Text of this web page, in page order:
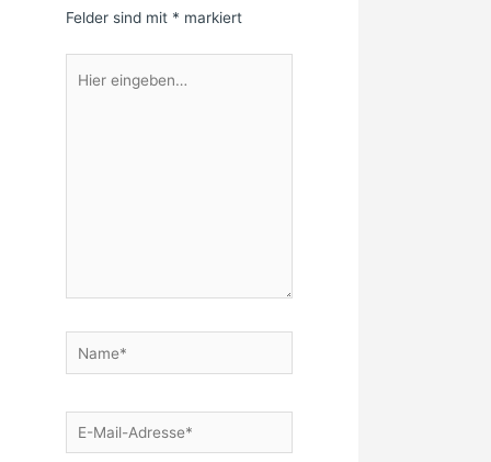
Felder sind mit * markiert
eingeben…
Name*
E-
Mail-